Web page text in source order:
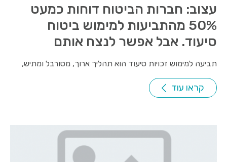
עצוב: חברות הביטוח דוחות כמעט
50% מהתביעות למימוש ביטוח
סיעוד. אבל אפשר לנצח אותם
תביעה למימוש זכויות סיעוד הוא תהליך ארוך, מסורבל ומתיש,
קראו עוד